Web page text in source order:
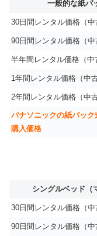
一般的な紙パ
30日間レンタル価格（中
90日間レンタル価格（中
半年間レンタル価格（中
1年間レンタル価格（中古
2年間レンタル価格（中古
パナソニックの紙パック
購入価格
シングルベッド（
30日間レンタル価格（中
90日間レンタル価格（中